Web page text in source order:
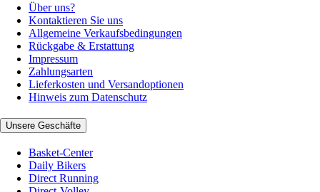
Über uns?
Kontaktieren Sie uns
Allgemeine Verkaufsbedingungen
Rückgabe & Erstattung
Impressum
Zahlungsarten
Lieferkosten und Versandoptionen
Hinweis zum Datenschutz
Unsere Geschäfte
Basket-Center
Daily Bikers
Direct Running